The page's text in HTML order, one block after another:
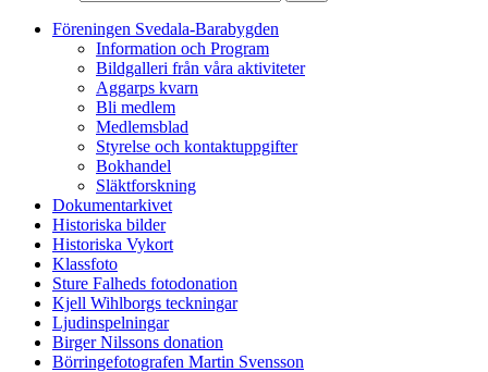
Föreningen Svedala-Barabygden
Information och Program
Bildgalleri från våra aktiviteter
Aggarps kvarn
Bli medlem
Medlemsblad
Styrelse och kontaktuppgifter
Bokhandel
Släktforskning
Dokumentarkivet
Historiska bilder
Historiska Vykort
Klassfoto
Sture Falheds fotodonation
Kjell Wihlborgs teckningar
Ljudinspelningar
Birger Nilssons donation
Börringefotografen Martin Svensson